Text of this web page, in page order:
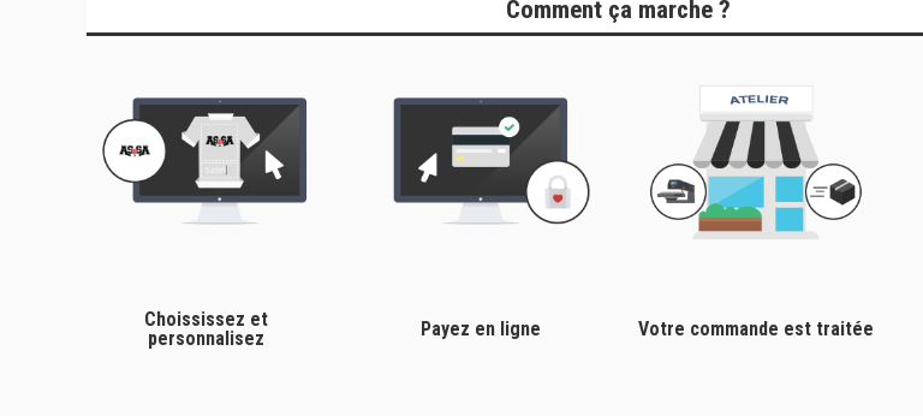
Comment ça marche ?
Choississez et
personnalisez
Payez en ligne Votre commande est traitée